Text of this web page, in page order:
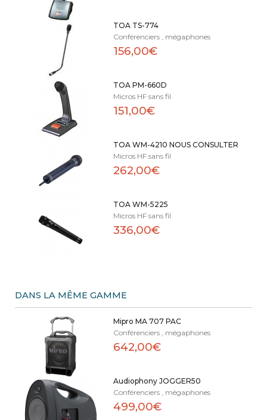
TOA TS-774
Conférenciers , mégaphones
156,00€
TOA PM-660D
Micros HF sans fil
151,00€
TOA WM-4210 NOUS CONSULTER
Micros HF sans fil
262,00€
TOA WM-5225
Micros HF sans fil
336,00€
DANS LA MÊME GAMME
Mipro MA 707 PAC
Conférenciers , mégaphones
642,00€
Audiophony JOGGER50
Conférenciers , mégaphones
499,00€